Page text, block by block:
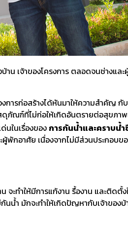
น เจ้าของโครงการ ตลอดจนช่างแล
การก่อสร้างได้หันมาให้ความสำคัญ
ภัณฑ์ที่ไม่ก่อให้เกิดอันตรายต่อสุขภา
ในเรื่องของ การกันน้ำและคราบน้ำ
กอาศัย เนื่องจากไม่มีส่วนประกอบข
ทำให้มีการแก้งาน รื้องาน และติดตั้
นน้ำ มักจะทำให้เกิดปัญหากับเจ้าขอ